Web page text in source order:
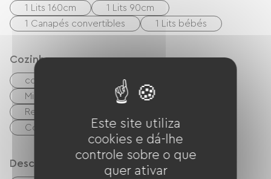
Sans compter les nombreuses randonnées
possibles à pied ou à Vélo sur place ou le long
pour décompresser et vous reposer sur notre
territoire !
C'est avec plaisir que nous vous accueillerons en
Bourgogne.
1 Lits 160cm
1 Lits 90cm
1 Canapés convertibles
1 Lits bébés
Cozinha
cozinha independente
Micro-ondas
Quatro
Refrigerador
Congélateur
Descrição
Este site utiliza
cookies e dá-lhe
controle sobre o que
quer ativar